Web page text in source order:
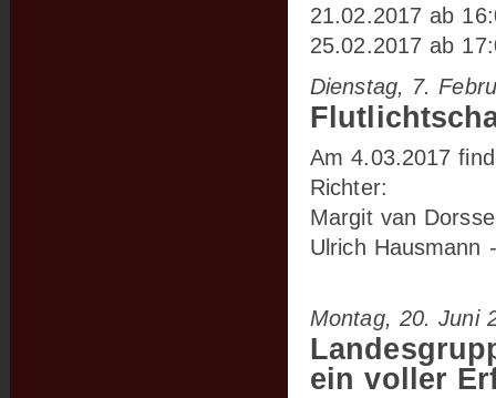
21.02.2017 ab
25.02.2017 ab
Dienstag, 7.
Am 4.03.2017
Richter:
Margit van
Ulrich Hausmann
Montag, 20. Juni
ein voller